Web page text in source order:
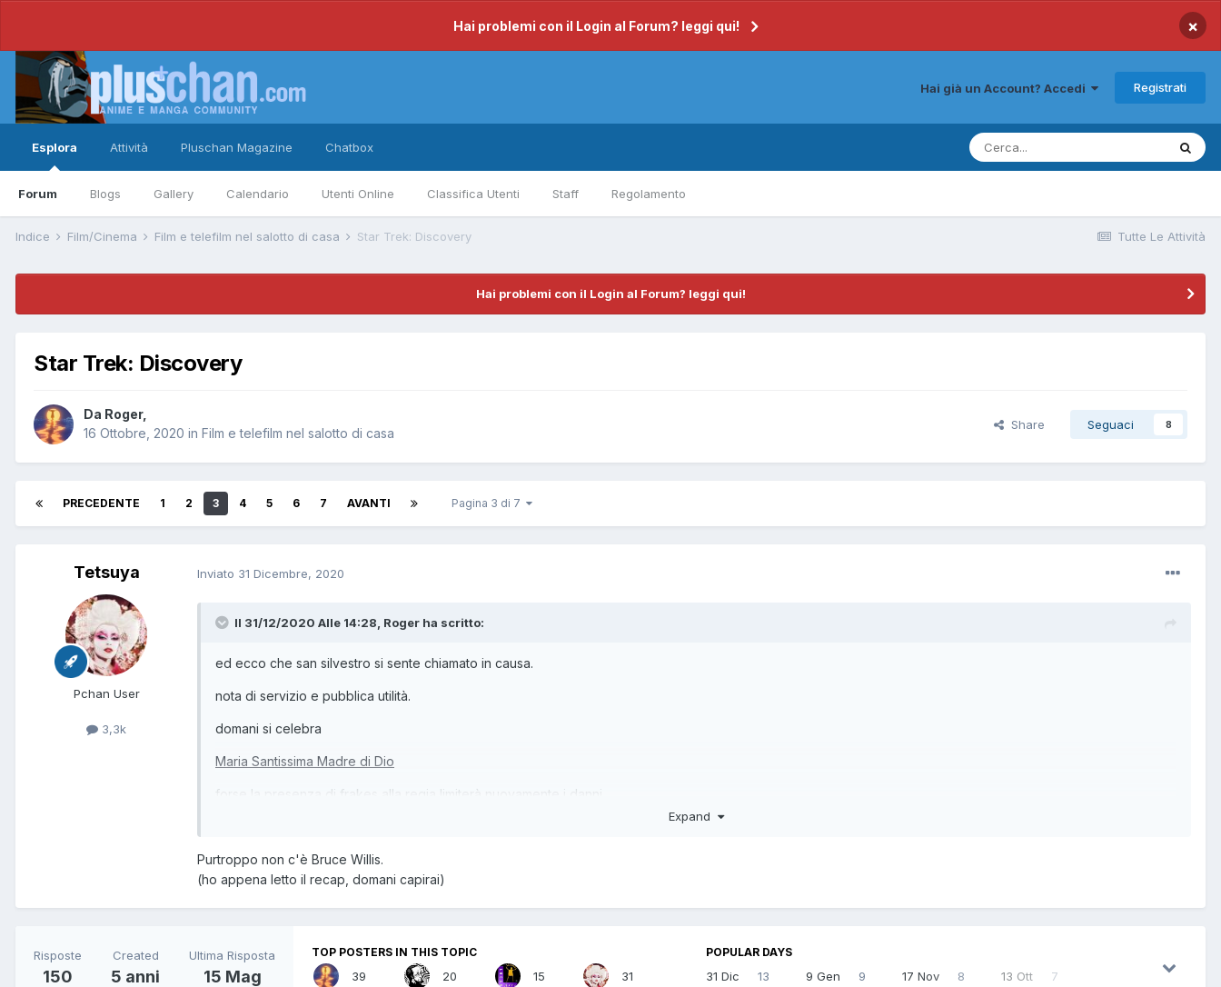
Hai problemi con il Login al Forum? leggi qui! ×
Hai già un Account? Accedi Registrati
Esplora
Forum Blogs Gallery Calendario Utenti Online Classifica Utenti Staff Regolamento
Attività Pluschan Magazine Chatbox
Tutte Le Attività
Indice Film/Cinema Film e telefilm nel salotto di casa Star Trek: Discovery
Hai problemi con il Login al Forum? leggi qui!
Star Trek: Discovery
Da Roger,
16 Ottobre, 2020 in Film e telefilm nel salotto di casa
Share Seguaci 8
PRECEDENTE 1 2 3 4 5 6 7 AVANTI Pagina 3 di 7
Tetsuya
Pchan User
3,3k
Inviato 31 Dicembre, 2020
Il 31/12/2020 Alle 14:28, Roger ha scritto:
ed ecco che san silvestro si sente chiamato in causa.
nota di servizio e pubblica utilità.
domani si celebra
Maria Santissima Madre di Dio
forse la presenza di frakes alla regia limiterà nuovamente i danni.
Expand
Purtroppo non c'è Bruce Willis.
(ho appena letto il recap, domani capirai)
Risposte
150
Created
5 anni
Ultima Risposta
15 Mag
TOP POSTERS IN THIS TOPIC
39 20 15 31
POPULAR DAYS
31 Dic 13 9 Gen 9 17 Nov 8 13 Ott 7